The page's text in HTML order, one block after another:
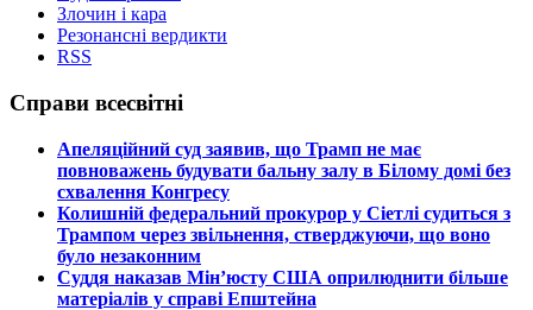
Злочин і кара
Резонансні вердикти
RSS
Справи всесвітні
​Апеляційний суд заявив, що Трамп не має
повноважень будувати бальну залу в Білому домі без
схвалення Конгресу
​Колишній федеральний прокурор у Сіетлі судиться з
Трампом через звільнення, стверджуючи, що воно
було незаконним
​Суддя наказав Мін’юсту США оприлюднити більше
матеріалів у справі Епштейна